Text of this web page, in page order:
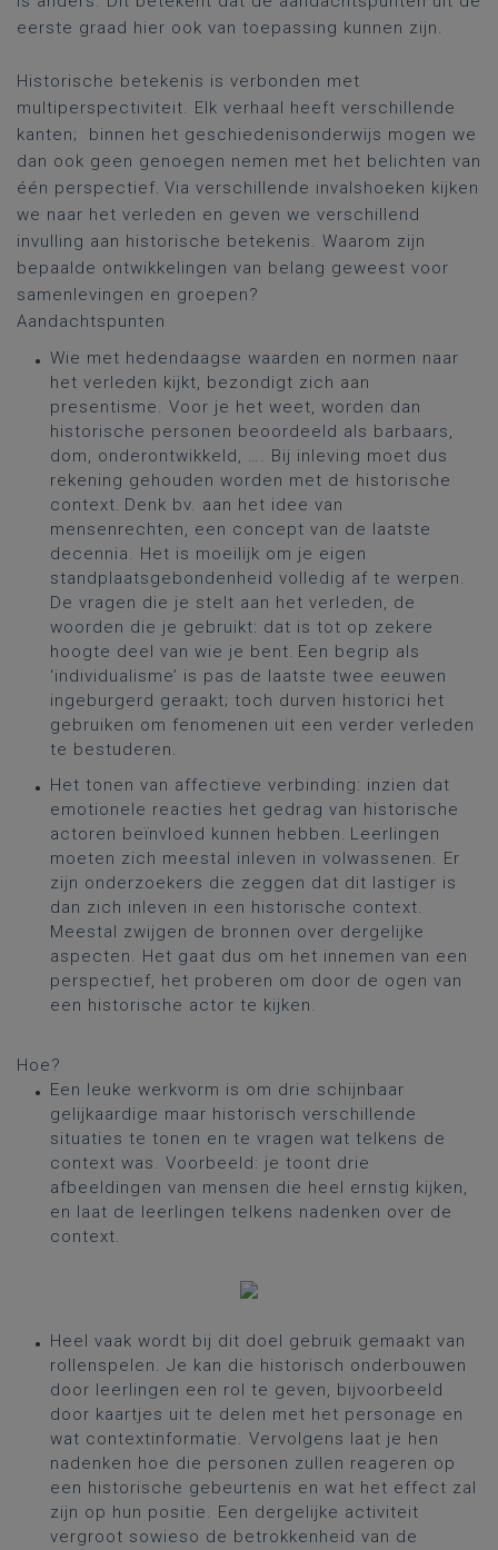
eerste graad hier ook van toepassing kunnen zijn.
Historische betekenis is verbonden met
multiperspectiviteit. Elk verhaal heeft verschillende
kanten; binnen het geschiedenisonderwijs mogen we
dan ook geen genoegen nemen met het belichten van
één perspectief. Via verschillende invalshoeken kijken
we naar het verleden en geven we verschillend
invulling aan historische betekenis. Waarom zijn
bepaalde ontwikkelingen van belang geweest voor
samenlevingen en groepen?
Aandachtspunten
Wie met hedendaagse waarden en normen naar
het verleden kijkt, bezondigt zich aan
presentisme. Voor je het weet, worden dan
historische personen beoordeeld als barbaars,
dom, onderontwikkeld, …. Bij inleving moet dus
rekening gehouden worden met de historische
context. Denk bv. aan het idee van
mensenrechten, een concept van de laatste
decennia. Het is moeilijk om je eigen
standplaatsgebondenheid volledig af te werpen.
De vragen die je stelt aan het verleden, de
woorden die je gebruikt: dat is tot op zekere
hoogte deel van wie je bent. Een begrip als
‘individualisme’ is pas de laatste twee eeuwen
ingeburgerd geraakt; toch durven historici het
gebruiken om fenomenen uit een verder verleden
te bestuderen.
Het tonen van affectieve verbinding: inzien dat
emotionele reacties het gedrag van historische
actoren beïnvloed kunnen hebben. Leerlingen
moeten zich meestal inleven in volwassenen. Er
zijn onderzoekers die zeggen dat dit lastiger is
dan zich inleven in een historische context.
Meestal zwijgen de bronnen over dergelijke
aspecten. Het gaat dus om het innemen van een
perspectief, het proberen om door de ogen van
een historische actor te kijken.
Hoe?
Een leuke werkvorm is om drie schijnbaar
gelijkaardige maar historisch verschillende
situaties te tonen en te vragen wat telkens de
context was. ​Voorbeeld: je toont drie
afbeeldingen van mensen die heel ernstig kijken,
en laat de leerlingen telkens nadenken over de
context.
Heel vaak wordt bij dit doel gebruik gemaakt van
rollenspelen. Je kan die historisch onderbouwen
door leerlingen een rol te geven, bijvoorbeeld
door kaartjes uit te delen met het personage en
wat contextinformatie. Vervolgens laat je hen
nadenken hoe die personen zullen reageren op
een historische gebeurtenis en wat het effect zal
zijn op hun positie. Een dergelijke activiteit
vergroot sowieso de betrokkenheid van de